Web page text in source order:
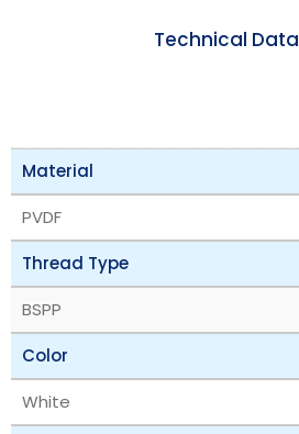
Technical Data
Material
PVDF
Thread Type
BSPP
Color
White